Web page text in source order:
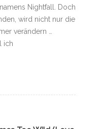
Nightfall. Doch
wird nicht nur die
verändern …
ich